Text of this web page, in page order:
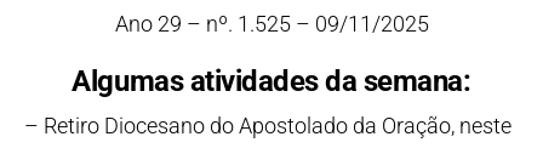
Ano 29 – nº. 1.525 – 09/11/2025
Algumas atividades da semana:
– Retiro Diocesano do Apostolado da Oração, neste